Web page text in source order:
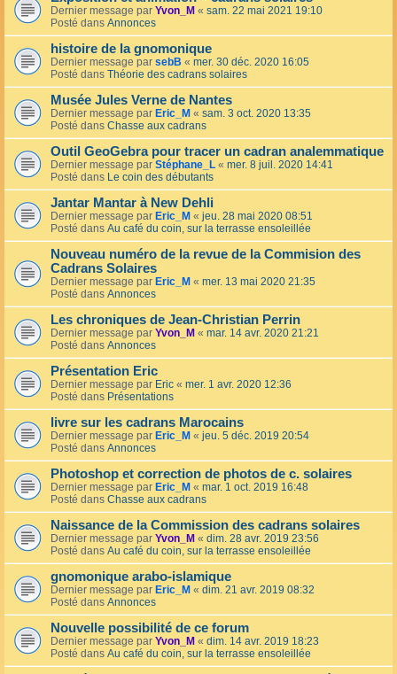
Dernier message par Yvon_M « sam. 22 mai 2021 19:10
Posté dans Annonces
histoire de la gnomonique
Dernier message par sebB « mer. 30 déc. 2020 16:05
Posté dans Théorie des cadrans solaires
Musée Jules Verne de Nantes
Dernier message par Eric_M « sam. 3 oct. 2020 13:35
Posté dans Chasse aux cadrans
Outil GeoGebra pour tracer un cadran analemmatique
Dernier message par Stéphane_L « mer. 8 juil. 2020 14:41
Posté dans Le coin des débutants
Jantar Mantar à New Dehli
Dernier message par Eric_M « jeu. 28 mai 2020 08:51
Posté dans Au café du coin, sur la terrasse ensoleillée
Nouveau numéro de la revue de la Commision des
Cadrans Solaires
Dernier message par Eric_M « mer. 13 mai 2020 21:35
Posté dans Annonces
Les chroniques de Jean-Christian Perrin
Dernier message par Yvon_M « mar. 14 avr. 2020 21:21
Posté dans Annonces
Présentation Eric
Dernier message par Eric « mer. 1 avr. 2020 12:36
Posté dans Présentations
livre sur les cadrans Marocains
Dernier message par Eric_M « jeu. 5 déc. 2019 20:54
Posté dans Annonces
Photoshop et correction de photos de c. solaires
Dernier message par Eric_M « mar. 1 oct. 2019 16:48
Posté dans Chasse aux cadrans
Naissance de la Commission des cadrans solaires
Dernier message par Yvon_M « dim. 28 avr. 2019 23:56
Posté dans Au café du coin, sur la terrasse ensoleillée
gnomonique arabo-islamique
Dernier message par Eric_M « dim. 21 avr. 2019 08:32
Posté dans Annonces
Nouvelle possibilité de ce forum
Dernier message par Yvon_M « dim. 14 avr. 2019 18:23
Posté dans Au café du coin, sur la terrasse ensoleillée